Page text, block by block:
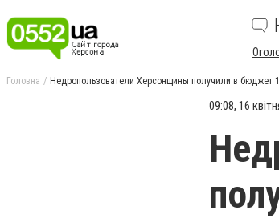
Головна Недропользователи Херсонщины получили в бюджет
09:08, 16